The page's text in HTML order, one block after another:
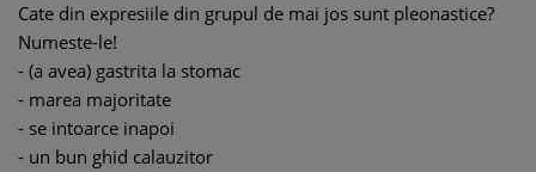
Cate din expresiile din grupul de mai jos sunt pleonastice?
Numeste-le!
- (a avea) gastrita la stomac
- marea majoritate
- se intoarce inapoi
- un bun ghid calauzitor